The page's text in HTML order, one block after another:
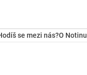
se mezi nás?O Notinu